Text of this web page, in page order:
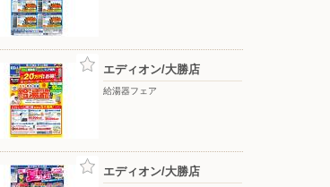
クスリのアオキ/勝山旭店
〒911-0803 福井県勝山市旭町1-139
エディオン/大勝店
給湯器フェア
エディオン/大勝店